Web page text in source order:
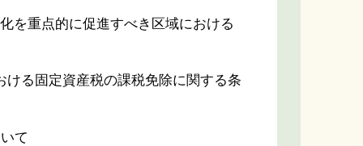
を重点的に促進すべき区域における
る固定資産税の課税免除に関する条
て